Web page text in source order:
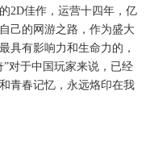
2D佳作，运营十四年，亿
己的网游之路，作为盛大
具有影响力和生命力的，
对于中国玩家来说，已经
青春记忆，永远烙印在我